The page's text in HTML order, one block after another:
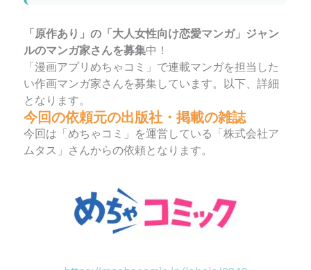
「原作あり」の「大人女性向け恋愛マンガ」ジャン
ルのマンガ家さんを募集中！
「漫画アプリめちゃコミ」で連載マンガを担当した
い作画マンガ家さんを募集しています。以下、詳細
となります。
今回の依頼元の出版社・掲載の雑誌
今回は「めちゃコミ」を運営している「株式会社ア
ムタス」さんからの依頼となります。